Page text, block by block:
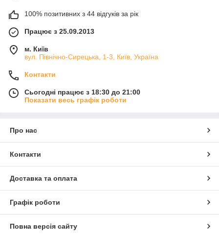
100% позитивних з 44 відгуків за рік
Працює з 25.09.2013
м. Київ
вул. Північно-Сирецька, 1-3, Київ, Україна
Контакти
Сьогодні працює з 18:30 до 21:00
Показати весь графік роботи
Про нас
Контакти
Доставка та оплата
Графік роботи
Повна версія сайту